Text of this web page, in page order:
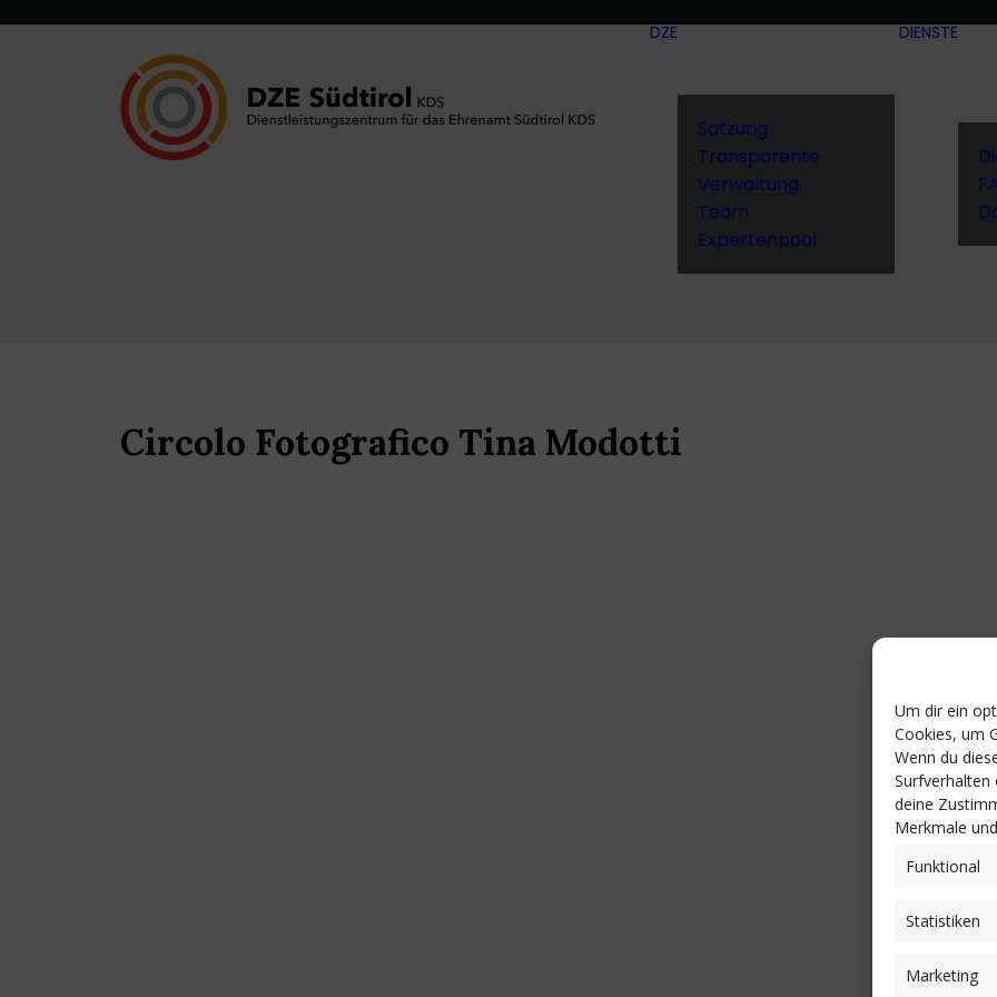
Um dir ein
Cookies, um
Wenn du
Surfverhalten
deine
Merkmale
Funktional
Statistiken
Marketing
DZE
Satzung
Transparente
Verwaltung
Team
Expertenpool
DIENSTE
Circolo Fotografico Tina Modotti